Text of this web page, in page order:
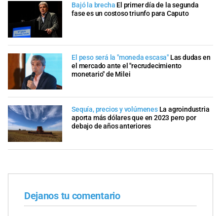
Bajó la brecha El primer día de la segunda
fase es un costoso triunfo para Caputo
El peso será la "moneda escasa" Las dudas en
el mercado ante el "recrudecimiento
monetario" de Milei
Sequía, precios y volúmenes La agroindustria
aporta más dólares que en 2023 pero por
debajo de años anteriores
Dejanos tu comentario